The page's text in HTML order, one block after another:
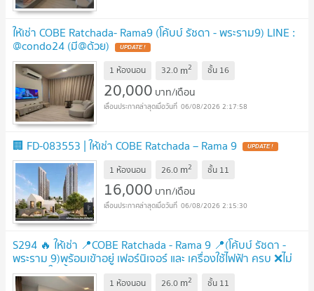
ให้เช่า COBE Ratchada- Rama9 (โค้บบ์ รัชดา - พระราม9) LINE :
@condo24 (มี@ด้วย)
1 ห้องนอน 32.0 m2 ชั้น 16
20,000 บาท/เดือน
06/08/2026 2:17:58
🏢 FD-083553 | ให้เช่า COBE Ratchada – Rama 9
1 ห้องนอน 26.0 m2 ชั้น 11
16,000 บาท/เดือน
06/08/2026 2:15:30
S294 🔥 ให้เช่า 📍COBE Ratchada - Rama 9 📍(โค้บบ์ รัชดา -
พระราม 9)พร้อมเข้าอยู่ เฟอร์นิเจอร์ และ เครื่องใช้ไฟฟ้า ครบ ❌ไม่
อนุญาติให้เลี้ยงสัตว์🐾
1 ห้องนอน 26.0 m2 ชั้น 11